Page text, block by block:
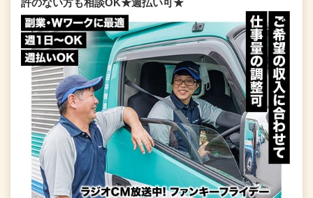
許のない方も相談OK★週払い可★